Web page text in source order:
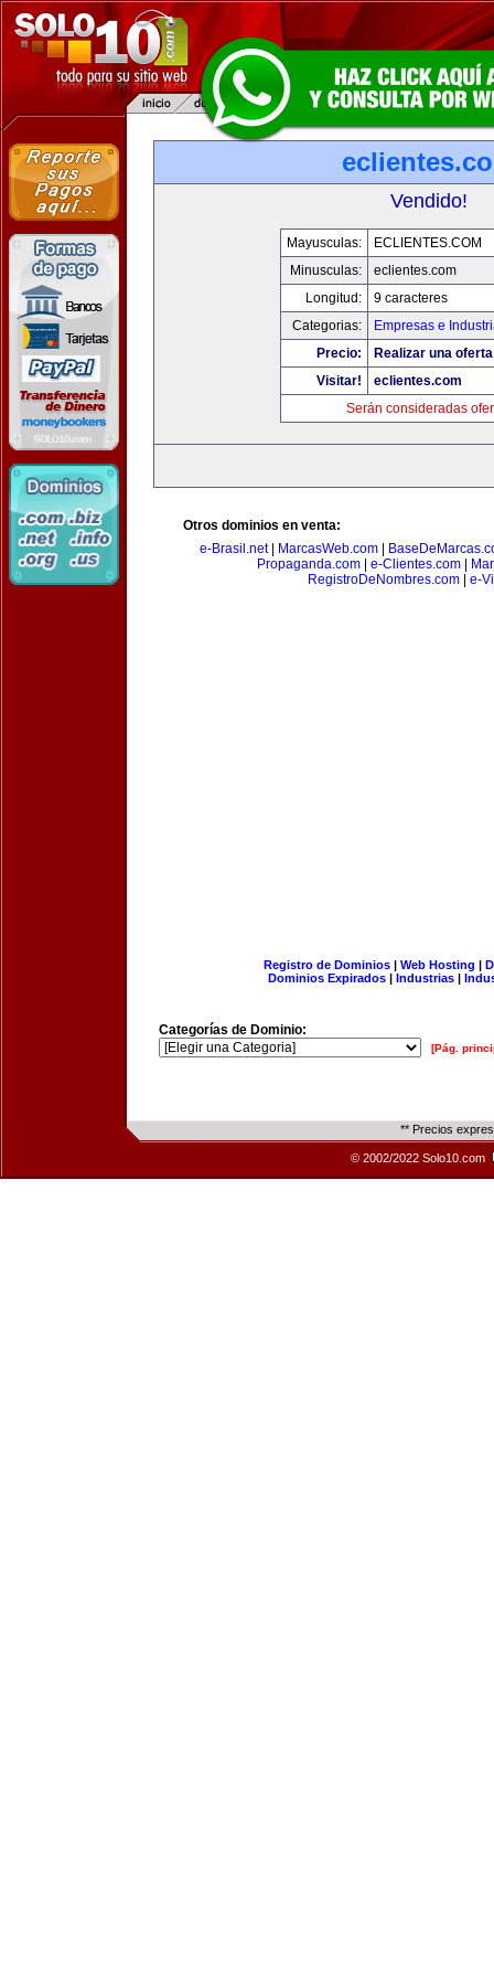
Vendido!
Mayusculas:
ECLIENTES.COM
Minusculas:
eclientes.com
Longitud:
9 caracteres
Categorias:
Empresas e
Precio:
Realizar una
Visitar!
eclientes.com
Serán consideradas
Otros dominios en venta:
e-Brasil.net| MarcasWeb.com|
Propaganda.com
e-Clientes.com
RegistroDeNombres.com| e-
Registro de Dominios| Web Hosting |
Dominios Expirados | Industrias |
Categorías de Dominio:
[Pág.
** Precios
© 2002/2022 Solo10.com